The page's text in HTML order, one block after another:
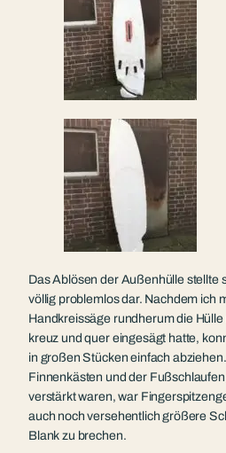
Das Ablösen der Außenhülle stellte
völlig problemlos dar. Nachdem ich
Handkreissäge rundherum die
kreuz und quer eingesägt hatte,
in großen Stücken einfach
Finnenkästen und der
verstärkt waren, war
auch noch versehentlich größere
Blank zu brechen.